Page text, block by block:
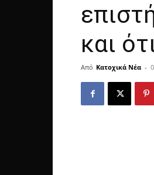
και
Από Κατοχικά Νέα -